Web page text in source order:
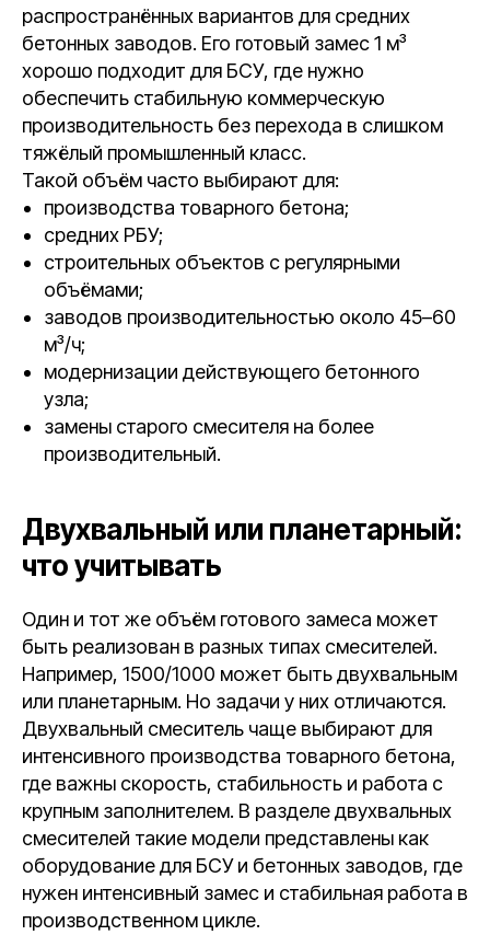
распространённых вариантов для средних
бетонных заводов. Его готовый замес 1 м³
хорошо подходит для БСУ, где нужно
обеспечить стабильную коммерческую
производительность без перехода в слишком
тяжёлый промышленный класс.
Такой объём часто выбирают для:
производства товарного бетона;
средних РБУ;
строительных объектов с регулярными
объёмами;
заводов производительностью около 45–60
м³/ч;
модернизации действующего бетонного
узла;
замены старого смесителя на более
производительный.
Двухвальный или планетарный:
что учитывать
Один и тот же объём готового замеса может
быть реализован в разных типах смесителей.
Например, 1500/1000 может быть двухвальным
или планетарным. Но задачи у них отличаются.
Двухвальный смеситель чаще выбирают для
интенсивного производства товарного бетона,
где важны скорость, стабильность и работа с
крупным заполнителем. В разделе двухвальных
смесителей такие модели представлены как
оборудование для БСУ и бетонных заводов, где
нужен интенсивный замес и стабильная работа в
производственном цикле.